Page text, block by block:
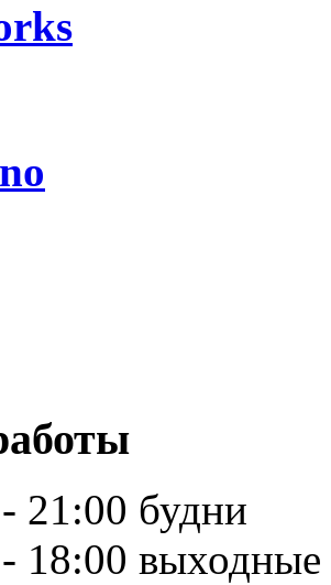
21:00 будни
18:00 выходные